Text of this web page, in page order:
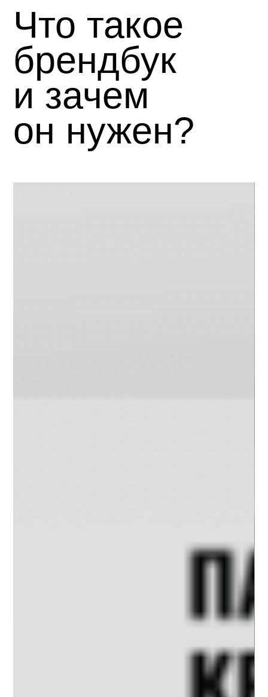
Что такое
брендбук
и зачем
он нужен?